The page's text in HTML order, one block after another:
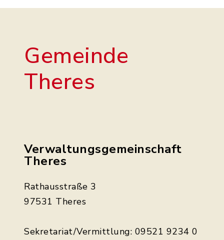
Gemeinde
Theres
Verwaltungsgemeinschaft
Theres
Rathausstraße 3
97531 Theres
Sekretariat/Vermittlung: 09521 9234 0